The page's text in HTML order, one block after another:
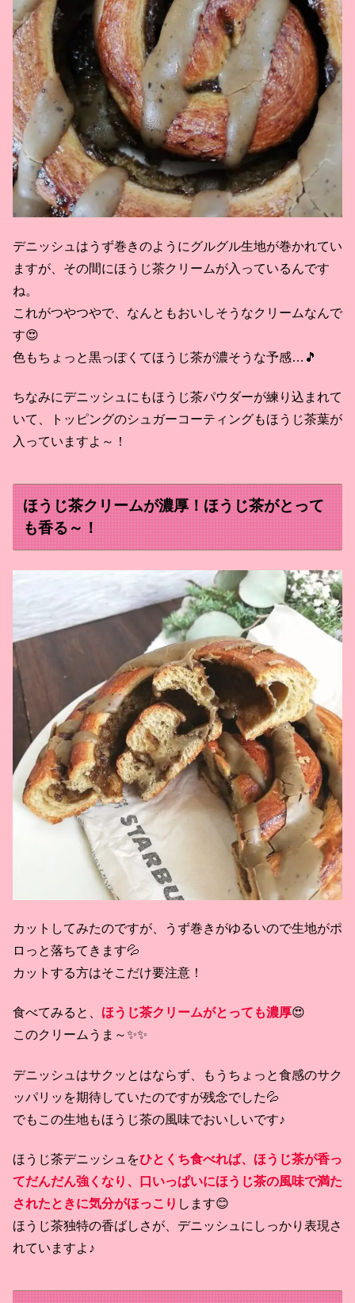
デニッシュはうず巻きのようにグルグル生地が巻かれてい
ますが、その間にほうじ茶クリームが入っているんです
ね。
これがつやつやで、なんともおいしそうなクリームなんで
す😍
色もちょっと黒っぽくてほうじ茶が濃そうな予感…🎵
ちなみにデニッシュにもほうじ茶パウダーが練り込まれて
いて、トッピングのシュガーコーティングもほうじ茶葉が
入っていますよ～！
ほうじ茶クリームが濃厚！ほうじ茶がとって
も香る～！
カットしてみたのですが、うず巻きがゆるいので生地がポ
ロっと落ちてきます💦
カットする方はそこだけ要注意！
食べてみると、 ほうじ茶クリームがとっても濃厚😍
このクリームうま～✨✨
デニッシュはサクッとはならず、もうちょっと食感のサク
ッパリッを期待していたのですが残念でした💦
でもこの生地もほうじ茶の風味でおいしいです♪
ほうじ茶デニッシュをひとくち食べれば、ほうじ茶が香っ
てだんだん強くなり、口いっぱいにほうじ茶の風味で満た
されたときに気分がほっこり します😊
ほうじ茶独特の香ばしさが、デニッシュにしっかり表現さ
れていますよ♪